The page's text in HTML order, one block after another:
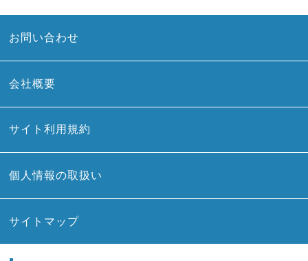
お問い合わせ
会社概要
サイト利用規約
個人情報の取扱い
サイトマップ